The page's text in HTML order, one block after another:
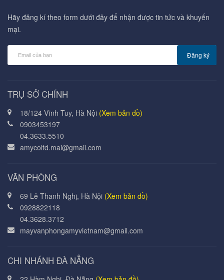
Hãy đăng kí theo form dưới đây để nhận được tin tức và khuyến
mại.
Đăng ký
TRỤ SỞ CHÍNH
18/124 Vĩnh Tuy, Hà Nội (Xem bản đồ)
0903453197
04.3633.5510
amycoltd.mai@gmail.com
VĂN PHÒNG
69 Lê Thanh Nghị, Hà Nội (Xem bản đồ)
0928822118
04.3628.3712
mayvanphongamyvietnam@gmail.com
CHI NHÁNH ĐÀ NẴNG